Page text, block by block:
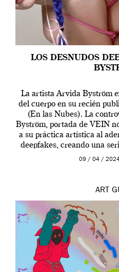
LOS DESNUDOS
La artista Arvida Byström
del cuerpo en su recién
(En las Nubes). La
Byström, portada de VEIN
a su práctica artística al
deepfakes, creando una
por
09 / 04 /
ART